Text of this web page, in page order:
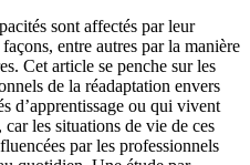
sont affectés par leur
entre autres par la manière
Cet article se penche sur les
de la réadaptation envers
d’apprentissage ou qui vivent
car les situations de vie de ces
par les professionnels